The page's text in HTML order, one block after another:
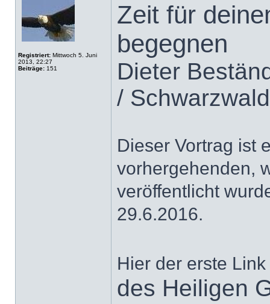
Registriert: Mittwoch 5. Juni
2013, 22:27
Beiträge: 151
Zeit für
begegnen
Dieter
/ Schwarzwald
Dieser Vortrag ist
vorhergehenden,
veröffentlicht
29.6.2016.
Hier der erste
des Heiligen